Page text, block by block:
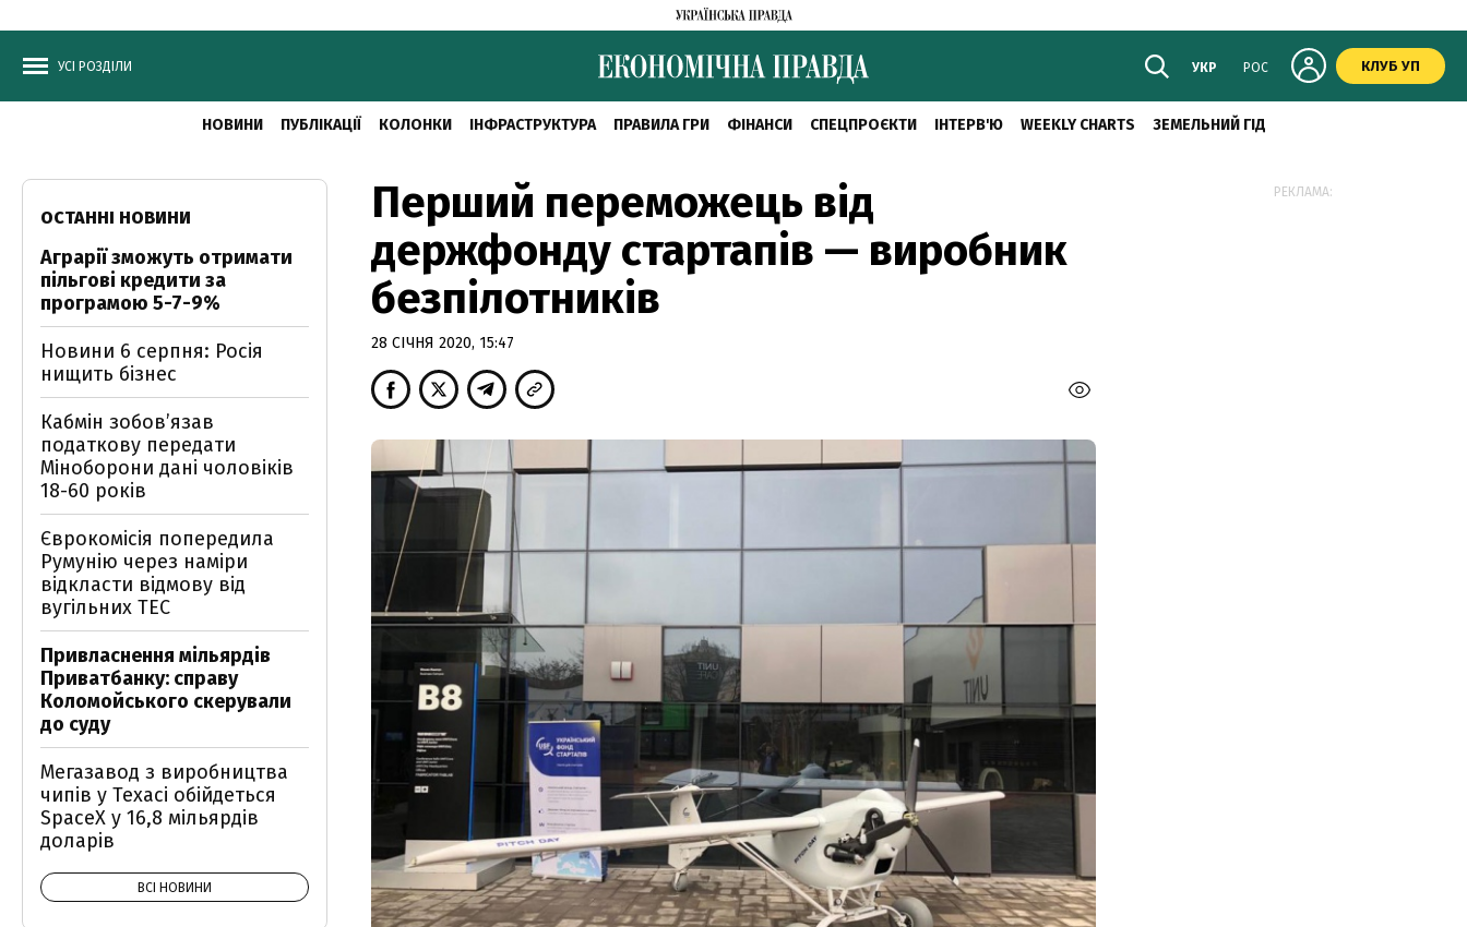
УСІ РОЗДІЛИ УКР РОС КЛУБ УП
НОВИНИ ПУБЛІКАЦІЇ КОЛОНКИ ІНФРАСТРУКТУРА ПРАВИЛА ГРИ ФІНАНСИ СПЕЦПРОЄКТИ ІНТЕРВ'Ю WEEKLY CHARTS ЗЕМЕЛЬНИЙ ГІД
Перший переможець від
держфонду стартапів — виробник
безпілотників
28 СІЧНЯ 2020, 15:47
ОСТАННІ НОВИНИ
Аграрії зможуть отримати
пільгові кредити за
програмою 5-7-9%
Новини 6 серпня: Росія
нищить бізнес
Кабмін зобовʼязав
податкову передати
Міноборони дані чоловіків
18-60 років
Єврокомісія попередила
Румунію через наміри
відкласти відмову від
вугільних ТЕС
Привласнення мільярдів
Приватбанку: справу
Коломойського скерували
до суду
Мегазавод з виробництва
чипів у Техасі обійдеться
SpaceX у 16,8 мільярдів
доларів
ВСІ НОВИНИ
РЕКЛАМА: